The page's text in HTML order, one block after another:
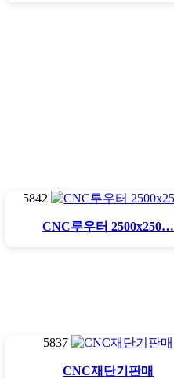
5842
CNC루우터 2500x250…
5837
CNC재단기판매